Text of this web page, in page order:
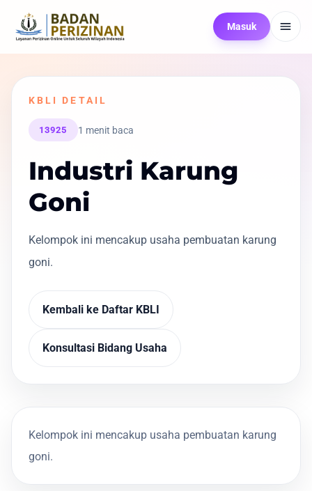
Masuk
KBLI DETAIL
13925 1 menit baca
Industri Karung
Goni
Kelompok ini mencakup usaha pembuatan karung
goni.
Kembali ke Daftar KBLI
Konsultasi Bidang Usaha
Kelompok ini mencakup usaha pembuatan karung
goni.